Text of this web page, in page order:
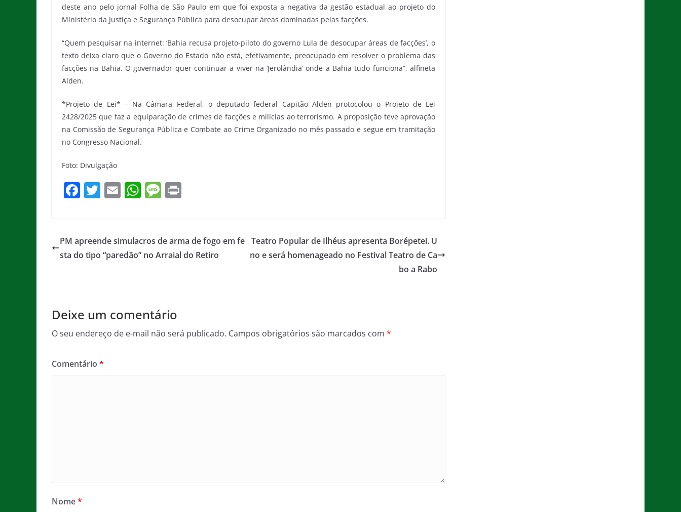
deste ano pelo jornal Folha de São Paulo em que foi exposta a negativa da gestão estadual ao projeto do
Ministério da Justiça e Segurança Pública para desocupar áreas dominadas pelas facções.
“Quem pesquisar na internet: ‘Bahia recusa projeto-piloto do governo Lula de desocupar áreas de facções’, o
texto deixa claro que o Governo do Estado não está, efetivamente, preocupado em resolver o problema das
facções na Bahia. O governador quer continuar a viver na ‘Jerolândia’ onde a Bahia tudo funciona”, alfineta
Alden.
*Projeto de Lei* – Na Câmara Federal, o deputado federal Capitão Alden protocolou o Projeto de Lei
2428/2025 que faz a equiparação de crimes de facções e milícias ao terrorismo. A proposição teve aprovação
na Comissão de Segurança Pública e Combate ao Crime Organizado no mês passado e segue em tramitação
no Congresso Nacional.
Foto: Divulgação
F
e
b
T
er
E
l
W
s
A
M
a
g
PM apreende simulacros de arma de fogo em fe
sta do tipo “paredão” no Arraial do Retiro
Teatro Popular de Ilhéus apresenta Borépetei. U
no e será homenageado no Festival Teatro de Ca
bo a Rabo
Deixe um comentário
O seu endereço de e-mail não será publicado. Campos obrigatórios são marcados com *
Comentário *
Nome*